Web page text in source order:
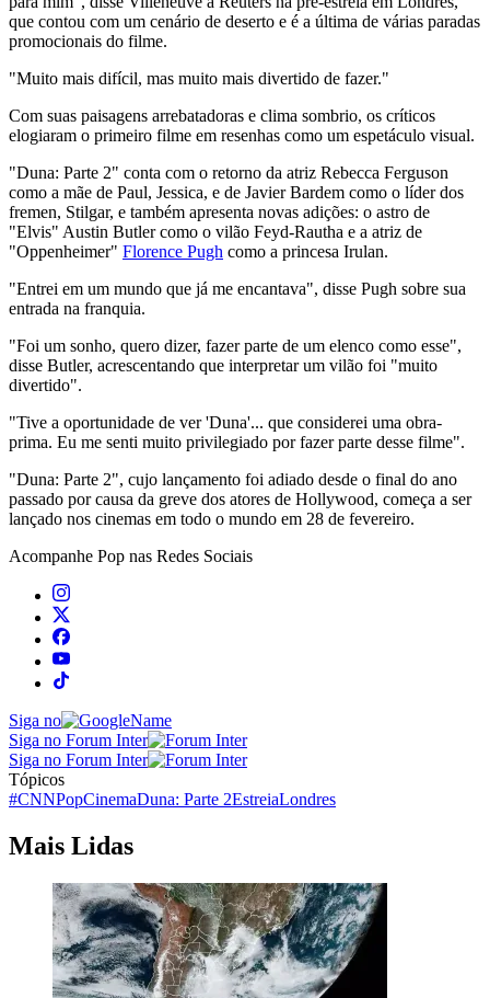
que contou com um cenário de deserto e é a última de várias paradas
promocionais do filme.
"Muito mais difícil, mas muito mais divertido de fazer."
Com suas paisagens arrebatadoras e clima sombrio, os críticos
elogiaram o primeiro filme em resenhas como um espetáculo visual.
"Duna: Parte 2" conta com o retorno da atriz Rebecca Ferguson
como a mãe de Paul, Jessica, e de Javier Bardem como o líder dos
fremen, Stilgar, e também apresenta novas adições: o astro de
"Elvis" Austin Butler como o vilão Feyd-Rautha e a atriz de
"Oppenheimer" Florence Pugh como a princesa Irulan.
"Entrei em um mundo que já me encantava", disse Pugh sobre sua
entrada na franquia.
"Foi um sonho, quero dizer, fazer parte de um elenco como esse",
disse Butler, acrescentando que interpretar um vilão foi "muito
divertido".
"Tive a oportunidade de ver 'Duna'... que considerei uma obra-
prima. Eu me senti muito privilegiado por fazer parte desse filme".
"Duna: Parte 2", cujo lançamento foi adiado desde o final do ano
passado por causa da greve dos atores de Hollywood, começa a ser
lançado nos cinemas em todo o mundo em 28 de fevereiro.
Acompanhe Pop nas Redes Sociais
Siga no
Siga no Forum Inter
Siga no Forum Inter
Tópicos
#CNNPopCinemaDuna: Parte 2EstreiaLondres
Mais Lidas